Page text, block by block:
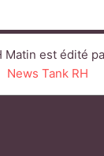
Matin est édité
News Tank RH